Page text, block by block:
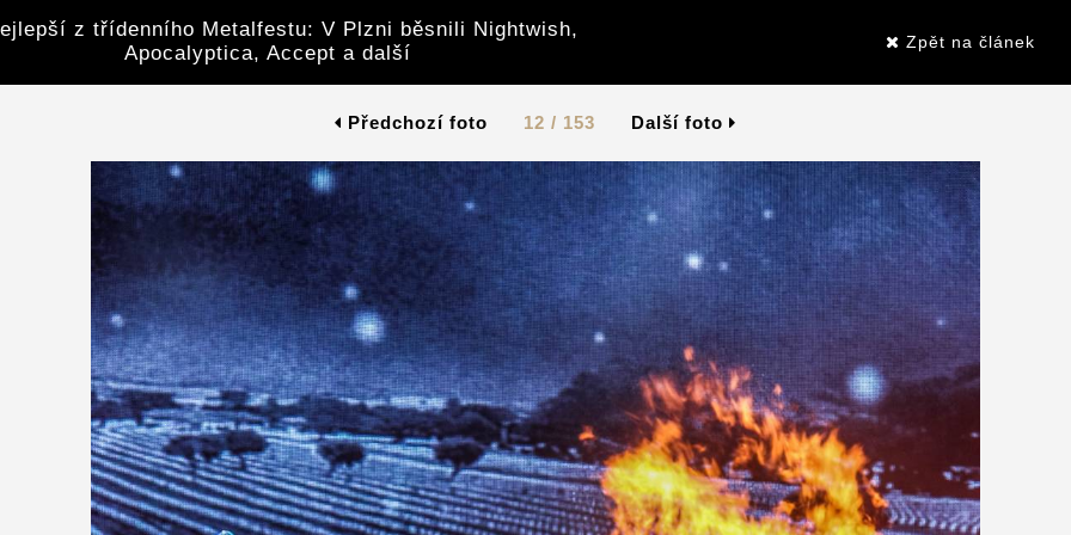
z třídenního Metalfestu: V Plzni běsnili Nightwish,
Apocalyptica, Accept a další
Zpět na článek
Předchozí foto 12 / 153 Další foto